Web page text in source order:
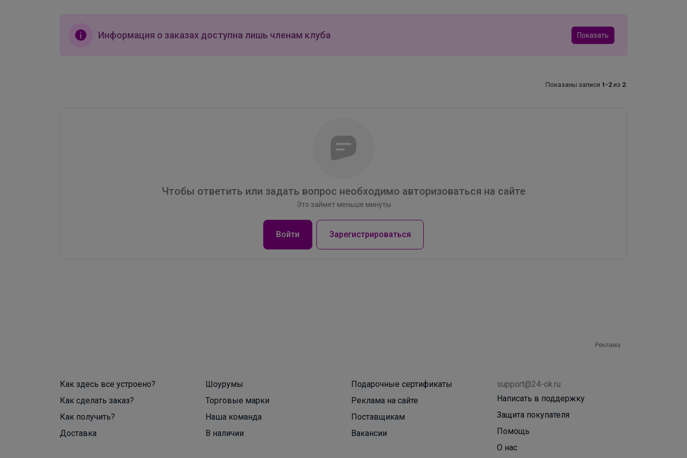
Информация о заказах доступна лишь членам клуба Показать
Показаны записи 1-2 из 2.
Чтобы ответить или задать вопрос необходимо авторизоваться на сайте
Это займет меньше минуты
Войти Зарегистрироваться
Реклама
Как здесь все устроено?
Как сделать заказ?
Как получить?
Доставка
Шоурумы
Торговые марки
Наша команда
В наличии
Подарочные сертификаты
Реклама на сайте
Поставщикам
Вакансии
support@24-ok.ru
Написать в поддержку
Защита покупателя
Помощь
О нас